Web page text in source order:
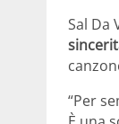
Sal Da
“Per